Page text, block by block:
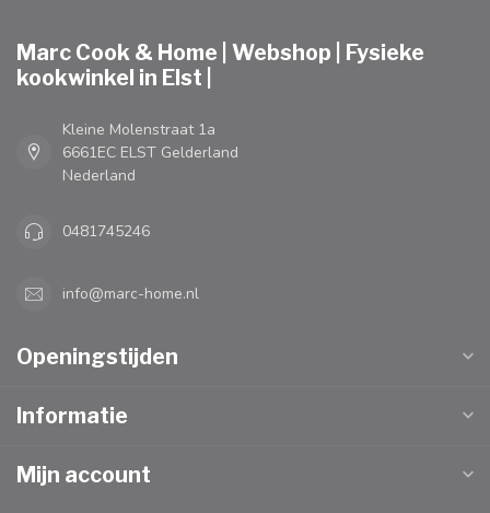
Marc Cook & Home | Webshop | Fysieke
kookwinkel in Elst |
Kleine Molenstraat 1a
6661EC ELST Gelderland
Nederland
0481745246
info@marc-home.nl
Openingstijden
Informatie
Mijn account